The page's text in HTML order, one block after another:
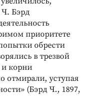
Ч. Бэрд
приоритете
обрести
в трезвой
и корни
отмирали, уступая
(Бэрд Ч., 1897,